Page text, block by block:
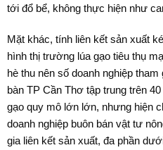
tới đổ bể, không thực hiện như
Mặt khác, tính liên kết sản xuất
hình thị trường lúa gạo tiêu thụ
hè thu nên số doanh nghiệp
bàn TP Cần Thơ tập trung trên
gạo quy mô lớn lớn, nhưng hiện
doanh nghiệp buôn bán vật tư
gia liên kết sản xuất, đa phần